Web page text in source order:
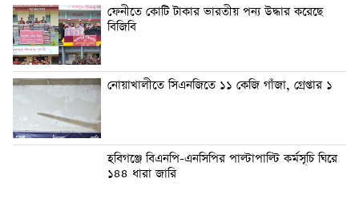
ফেনীতে কোটি টাকার ভারতীয় পন্য উদ্ধার করেছে
বিজিবি
নোয়াখালীতে সিএনজিতে ১১ কেজি গাঁজা, গ্রেপ্তার ১
হবিগঞ্জে বিএনপি-এনসিপির পাল্টাপাল্টি কর্মসূচি ঘিরে
১৪৪ ধারা জারি